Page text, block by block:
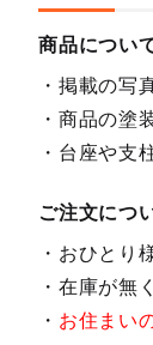
商品につい
掲載の写
商品の塗
台座や支
ご注文につ
おひとり
在庫が無
お住まい